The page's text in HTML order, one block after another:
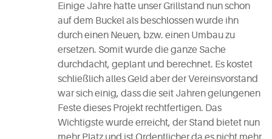
Einige Jahre hatte unser Grillstand nun schon
auf dem Buckel als beschlossen wurde ihn
durch einen Neuen, bzw. einen Umbau zu
ersetzen. Somit wurde die ganze Sache
durchdacht, geplant und berechnet. Es kostet
schließlich alles Geld aber der Vereinsvorstand
war sich einig, dass die seit Jahren gelungenen
Feste dieses Projekt rechtfertigen. Das
Wichtigste wurde erreicht, der Stand bietet nun